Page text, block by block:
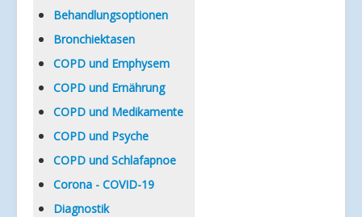
Behandlungsoptionen
Bronchiektasen
COPD und Emphysem
COPD und Ernährung
COPD und Medikamente
COPD und Psyche
COPD und Schlafapnoe
Corona - COVID-19
Diagnostik